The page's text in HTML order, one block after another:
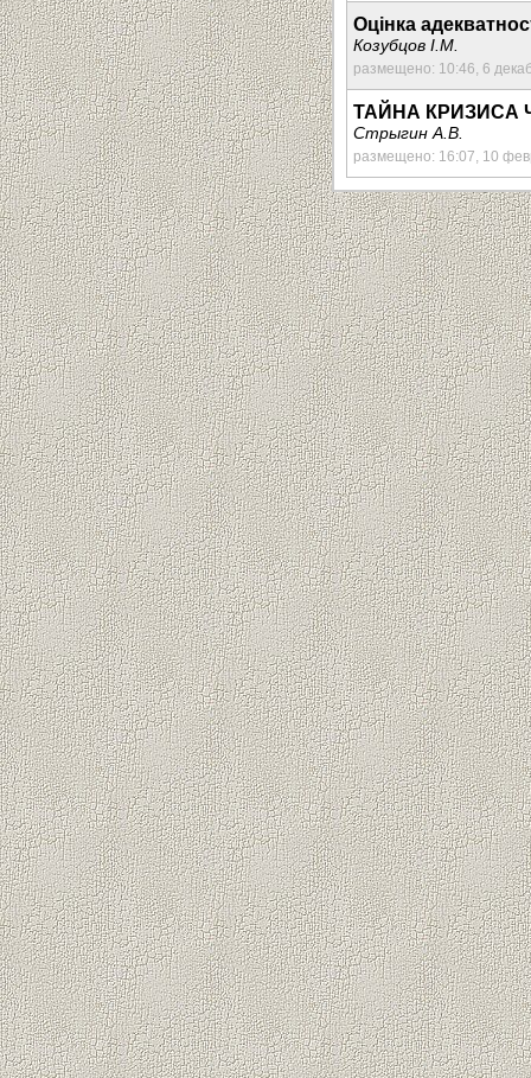
Оцінка
Козубцов І.М.
размещено: 10:46, 6
ТАЙНА КРИЗИСА
Стрыгин А.В.
размещено: 16:07, 10